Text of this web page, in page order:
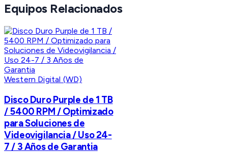
Equipos Relacionados
Western Digital (WD)
Disco Duro Purple de 1 TB
/ 5400 RPM / Optimizado
para Soluciones de
Videovigilancia / Uso 24-
7 / 3 Años de Garantia